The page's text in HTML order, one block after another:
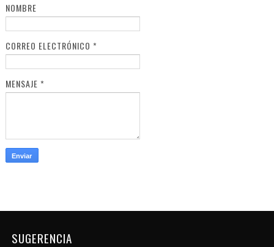
NOMBRE
CORREO ELECTRÓNICO *
MENSAJE *
SUGERENCIA